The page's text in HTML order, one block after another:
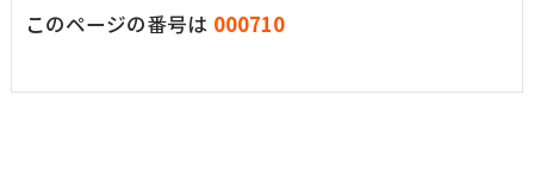
このページの番号は 000710